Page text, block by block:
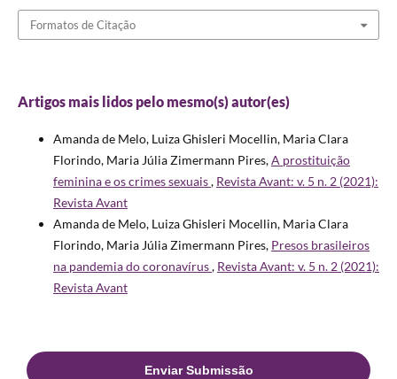
Formatos de Citação
Artigos mais lidos pelo mesmo(s) autor(es)
Amanda de Melo, Luiza Ghisleri Mocellin, Maria Clara
Florindo, Maria Júlia Zimermann Pires,A prostituição
feminina e os crimes sexuais, Revista Avant: v. 5 n. 2 (2021):
Revista Avant
Amanda de Melo, Luiza Ghisleri Mocellin, Maria Clara
Florindo, Maria Júlia Zimermann Pires, Presos brasileiros
na pandemia do coronavírus, Revista Avant: v. 5 n. 2 (2021):
Revista Avant
Enviar Submissão